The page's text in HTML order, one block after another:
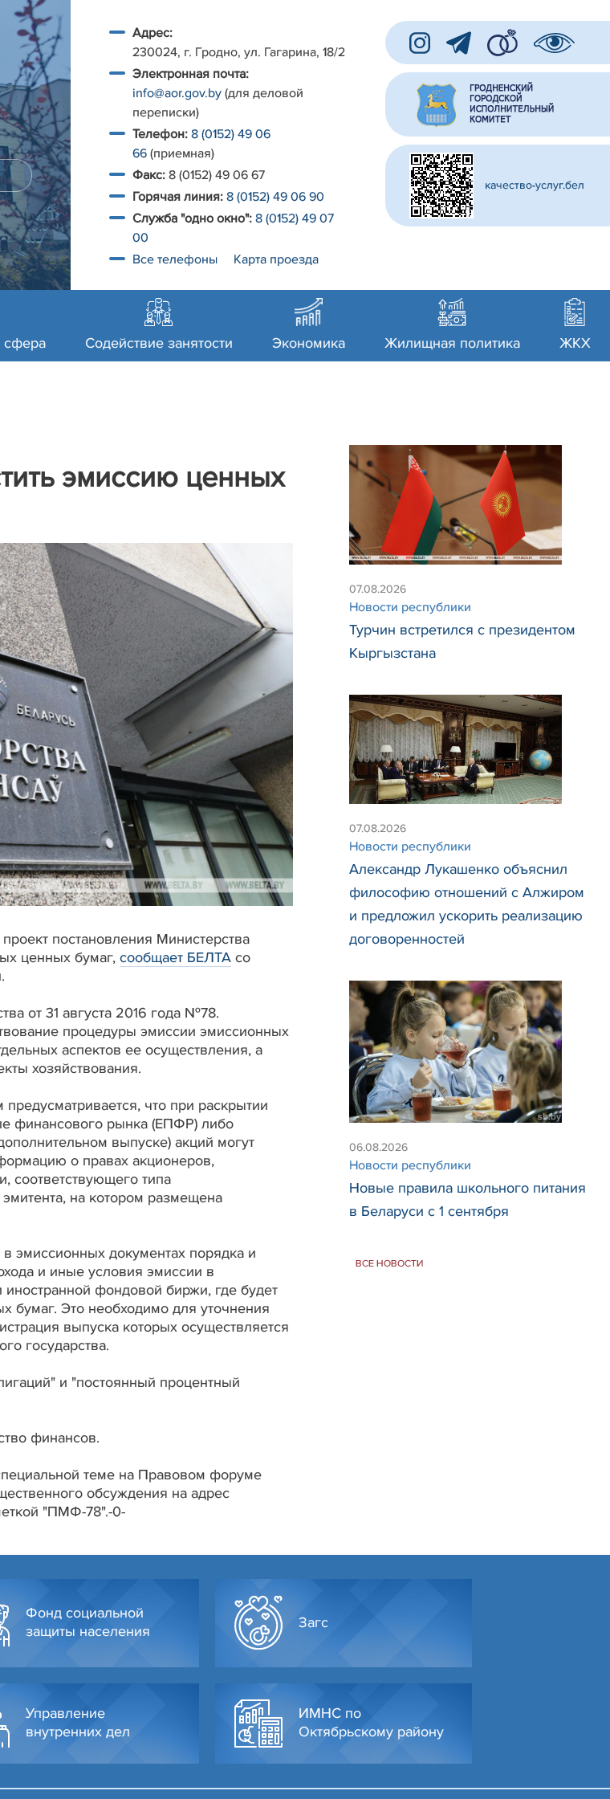
Адрес:
230024, г. Гродно, ул. Гагарина, 18/2
Электронная почта:
info@aor.gov.by (для деловой
переписки)
Телефон: 8 (0152) 49 06
66 (приемная)
Факс: 8 (0152) 49 06 67
Горячая линия: 8 (0152) 49 06 90
Служба "одно окно": 8 (0152) 49 07
00
Все телефоны
Карта проезда
качество-услуг.бел
сфера Содействие занятости Экономика Жилищная политика ЖКХ
эмиссию ценных
постановления Министерства
ценных бумаг, сообщает БЕЛТА со
от 31 августа 2016 года №78.
процедуры эмиссии эмиссионных
аспектов ее осуществления, а
хозяйствования.
что при раскрытии
финансового рынка (ЕПФР) либо
выпуске) акций могут
о правах акционеров,
соответствующего типа
на котором размещена
эмиссионных документах порядка и
и иные условия эмиссии в
иностранной фондовой биржи, где будет
бумаг. Это необходимо для уточнения
выпуска которых осуществляется
государства.
и "постоянный процентный
финансов.
теме на Правовом форуме
обсуждения на адрес
"ПМФ-78".-0-
07.08.2026
Новости республики
Турчин встретился с президентом
Кыргызстана
07.08.2026
Новости республики
Александр Лукашенко объяснил
философию отношений с Алжиром
и предложил ускорить реализацию
договоренностей
06.08.2026
Новости республики
Новые правила школьного питания
в Беларуси с 1 сентября
ВСЕ НОВОСТИ
Фонд социальной
защиты населения
Загс
Управление
внутренних дел
ИМНС по
Октябрьскому району